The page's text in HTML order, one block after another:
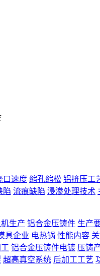
口速度 缩孔缩松 铝挤压工
陷 流痕缺陷 浸渗处理技术
生产 铝合金压铸件 生产
具企业 电热锅 性能内容
铝合金压铸件电镀 压铸
超高真空系统 后加工工艺